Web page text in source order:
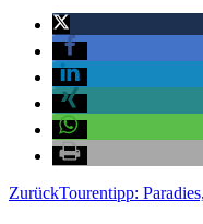
ZurückTourentipp: